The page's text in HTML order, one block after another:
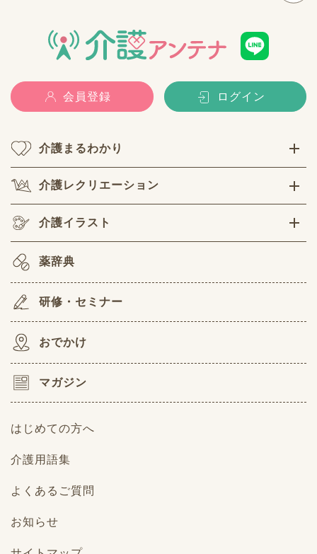
会員登録 ログイン
介護まるわかり
介護レクリエーション
介護イラスト
薬辞典
研修・セミナー
おでかけ
マガジン
はじめての方へ
介護用語集
よくあるご質問
お知らせ